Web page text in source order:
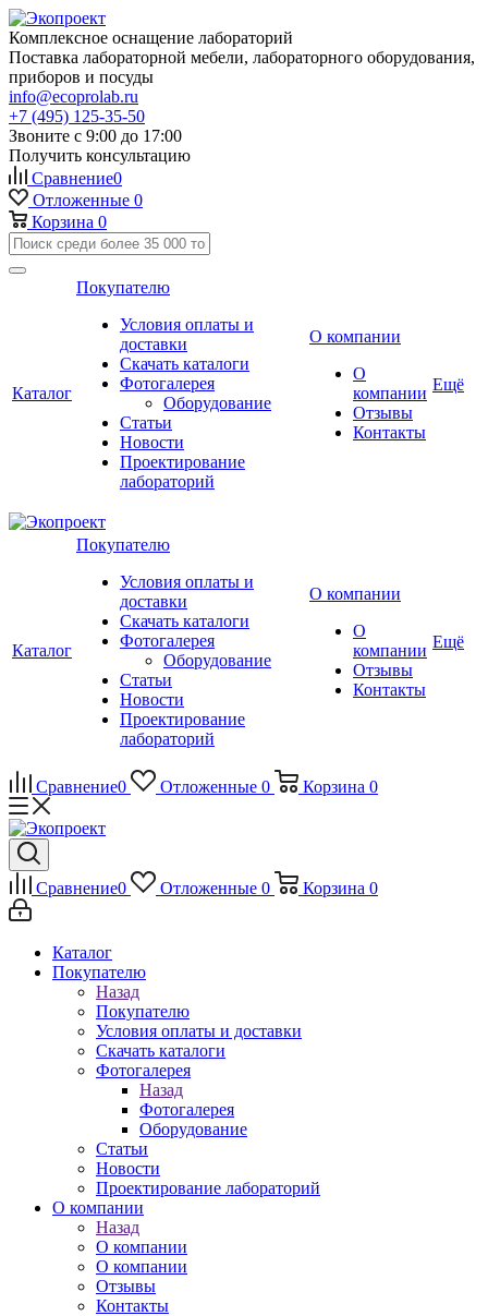
Комплексное оснащение лабораторий
Поставка лабораторной мебели, лабораторного оборудования,
приборов и посуды
info@ecoprolab.ru
+7 (495) 125-35-50
Звоните с 9:00 до 17:00
Получить консультацию
Сравнение0
Отложенные 0
Корзина 0
Каталог
Покупателю
Условия оплаты и
доставки
Скачать каталоги
Фотогалерея
Оборудование
Статьи
Новости
Проектирование
лабораторий
О компании
О
компании
Отзывы
Контакты
Ещё
Каталог
Покупателю
Условия оплаты и
доставки
Скачать каталоги
Фотогалерея
Оборудование
Статьи
Новости
Проектирование
лабораторий
О компании
О
компании
Отзывы
Контакты
Ещё
Сравнение0 Отложенные 0 Корзина 0
Сравнение0 Отложенные 0 Корзина 0
Каталог
Покупателю
Назад
Покупателю
Условия оплаты и доставки
Скачать каталоги
Фотогалерея
Назад
Фотогалерея
Оборудование
Статьи
Новости
Проектирование лабораторий
О компании
Назад
О компании
О компании
Отзывы
Контакты